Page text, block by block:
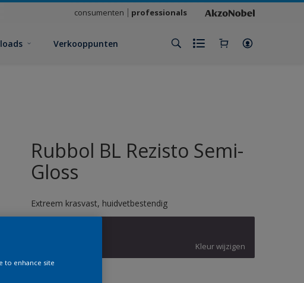
consumenten professionals
Verkooppunten
Rubbol BL Rezisto Semi-
Gloss
Extreem krasvast, huidvetbestendig
Kleur wijzigen
to enhance site